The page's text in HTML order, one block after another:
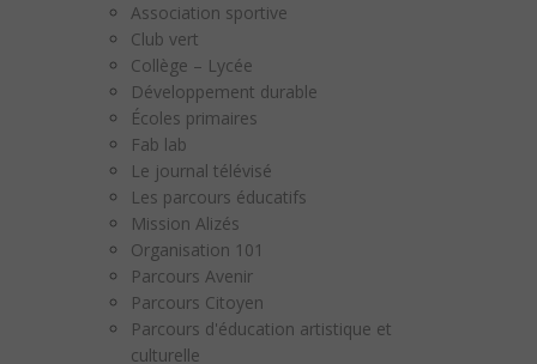
Association sportive
Club vert
Collège – Lycée
Développement durable
Écoles primaires
Fab lab
Le journal télévisé
Les parcours éducatifs
Mission Alizés
Organisation 101
Parcours Avenir
Parcours Citoyen
Parcours d'éducation artistique et
culturelle